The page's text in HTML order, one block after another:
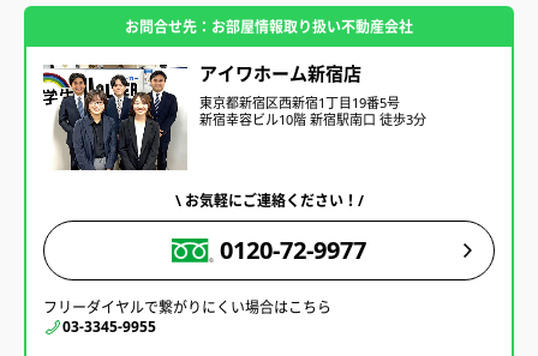
お問合せ先：お部屋情報取り扱い不動産会社
アイワホーム新宿店
東京都新宿区西新宿1丁目19番5号
新宿幸容ビル10階 新宿駅南口 徒歩3分
\ お気軽にご連絡ください！/
0120-72-9977
フリーダイヤルで繋がりにくい場合はこちら
03-3345-9955